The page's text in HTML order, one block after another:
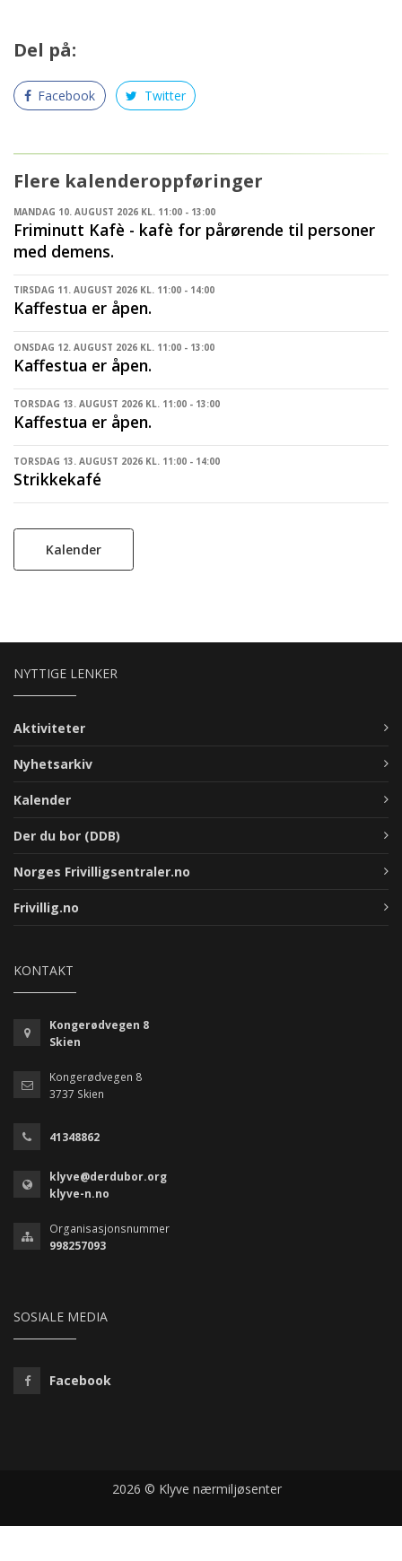
Del på:
Facebook Twitter
Flere kalenderoppføringer
MANDAG 10. AUGUST 2026 KL. 11:00 - 13:00
Friminutt Kafè - kafè for pårørende til personer
med demens.
TIRSDAG 11. AUGUST 2026 KL. 11:00 - 14:00
Kaffestua er åpen.
ONSDAG 12. AUGUST 2026 KL. 11:00 - 13:00
Kaffestua er åpen.
TORSDAG 13. AUGUST 2026 KL. 11:00 - 13:00
Kaffestua er åpen.
TORSDAG 13. AUGUST 2026 KL. 11:00 - 14:00
Strikkekafé
Kalender
NYTTIGE LENKER
Aktiviteter
Nyhetsarkiv
Kalender
Der du bor (DDB)
Norges Frivilligsentraler.no
Frivillig.no
KONTAKT
Kongerødvegen 8
Skien
Kongerødvegen 8
3737 Skien
41348862
klyve@derdubor.org
klyve-n.no
Organisasjonsnummer
998257093
SOSIALE MEDIA
Facebook
2026 © Klyve nærmiljøsenter